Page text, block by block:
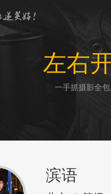
左右
一手抓摄影全
滨语